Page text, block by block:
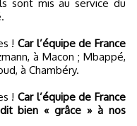
sont mis au service du
!Car l’équipe de France
à Macon ; Mbappé,
à Chambéry.
!Car l’équipe de France
bien « grâce » à nos